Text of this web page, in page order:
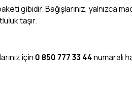
gibidir. Bağışlarınız, yalnızca
taşır.
için 0 850 777 33 44numaralı